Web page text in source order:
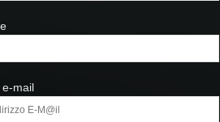
e-mail